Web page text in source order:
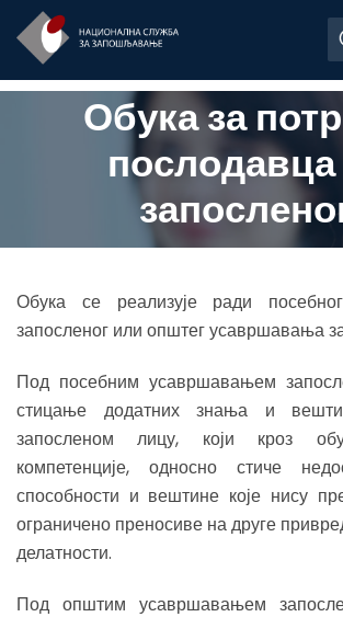
Обука за
послодавца
Обука се реализује ради
запосленог или општег усавршавања
Под посебним усавршавањем
стицање додатних знања и
запосленом лицу, који кроз
компетенције, односно стиче
способности и вештине које нису
ограничено преносиве на друге
делатности.
Под општим усавршавањем